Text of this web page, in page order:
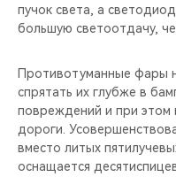
пучок света, а
большую светоотдачу,
Противотуманные фары
спрятать их глубже в
повреждений и при этом
дороги.
вместо литых
оснащается